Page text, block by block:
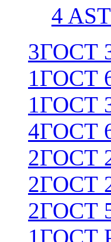
4
3ГОСТ
1ГОСТ
1ГОСТ
4ГОСТ
2ГОСТ
2ГОСТ
2ГОСТ